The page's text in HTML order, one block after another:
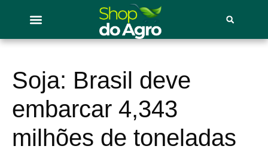
Soja: Brasil deve
embarcar 4,343
milhões de toneladas